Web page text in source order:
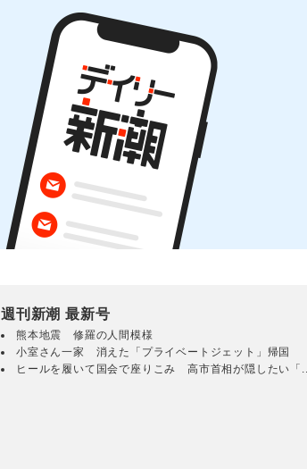
週刊新潮 最新号
熊本地震 修羅の人間模様
小室さん一家 消えた「プライベートジェット」帰国
ヒールを履いて国会で座りこみ 高市首相が隠したい「...